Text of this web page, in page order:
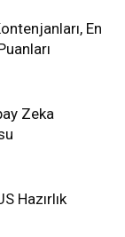
En
Zeka
Hazırlık